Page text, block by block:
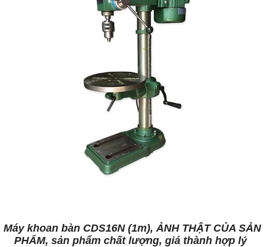
Máy khoan bàn CDS16N (1m), ẢNH THẬT CỦA SẢN
PHẨM, sản phẩm chất lượng, giá thành hợp lý